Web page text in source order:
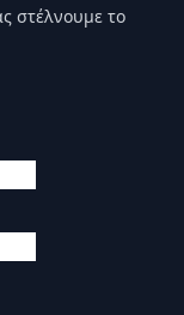
στέλνουμε το